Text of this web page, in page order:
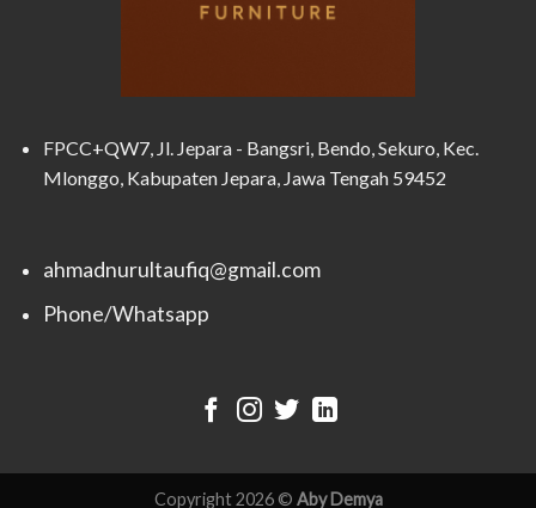
FPCC+QW7, Jl. Jepara - Bangsri, Bendo, Sekuro, Kec.
Mlonggo, Kabupaten Jepara, Jawa Tengah 59452
ahmadnurultaufiq@gmail.com
Phone/Whatsapp
Copyright 2026 © Aby Demya